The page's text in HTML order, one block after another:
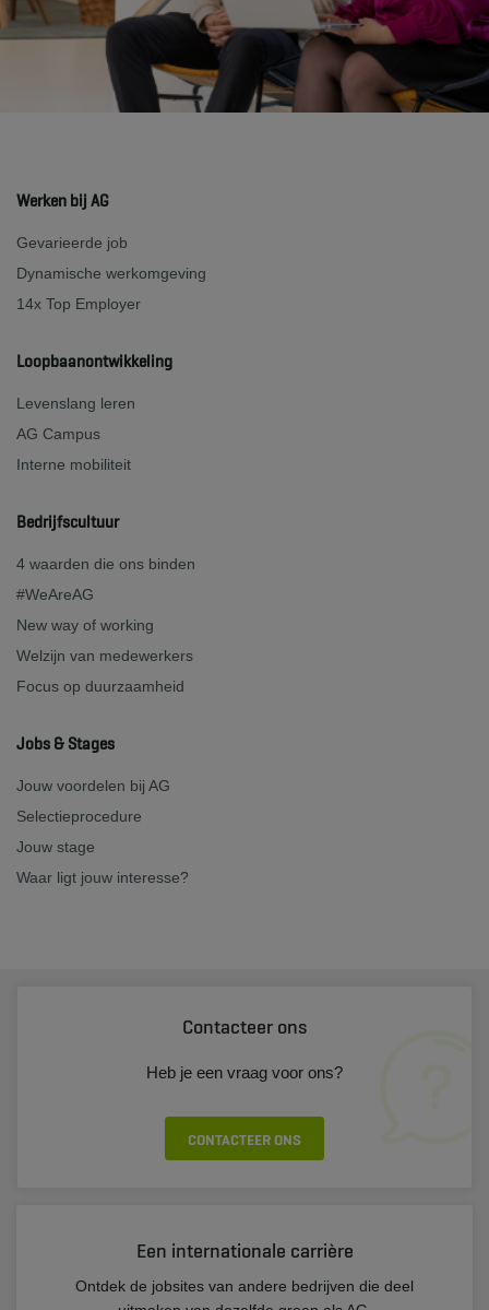
Werken bij AG
Gevarieerde job
Dynamische werkomgeving
14x Top Employer
Loopbaanontwikkeling
Levenslang leren
AG Campus
Interne mobiliteit
Bedrijfscultuur
4 waarden die ons binden
#WeAreAG
New way of working
Welzijn van medewerkers
Focus op duurzaamheid
Jobs & Stages
Jouw voordelen bij AG
Selectieprocedure
Jouw stage
Waar ligt jouw interesse?
Contacteer ons
Heb je een vraag voor ons?
CONTACTEER ONS
Een internationale carrière
Ontdek de jobsites van andere bedrijven die deel